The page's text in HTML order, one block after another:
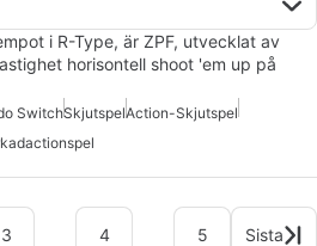
i R-Type, är ZPF, utvecklat av
horisontell shoot 'em up på
SwitchSkjutspelAction-Skjutspel
3 4 5 Sista